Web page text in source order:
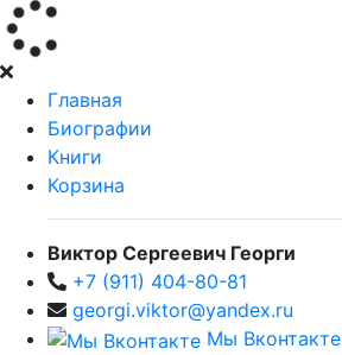
Главная
Биографии
Книги
Корзина
Виктор Сергеевич Георги
+7 (911) 404-80-81
georgi.viktor@yandex.ru
Мы Вконтакте